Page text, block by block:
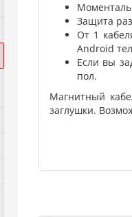
Защита
От 1
Android
Если вы
пол.
Магнитный
заглушки.